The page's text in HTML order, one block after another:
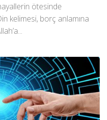
ötesinde
kelimesi, borç anlamına